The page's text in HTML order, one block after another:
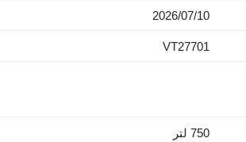
10‏/07‏/2026
VT27701
750 لتر